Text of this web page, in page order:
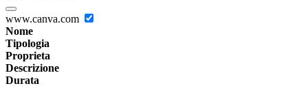
www.canva.com
Nome
Tipologia
Proprieta
Descrizione
Durata